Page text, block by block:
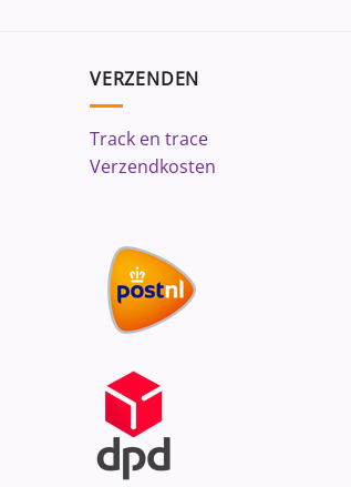
VERZENDEN
Track en trace
Verzendkosten